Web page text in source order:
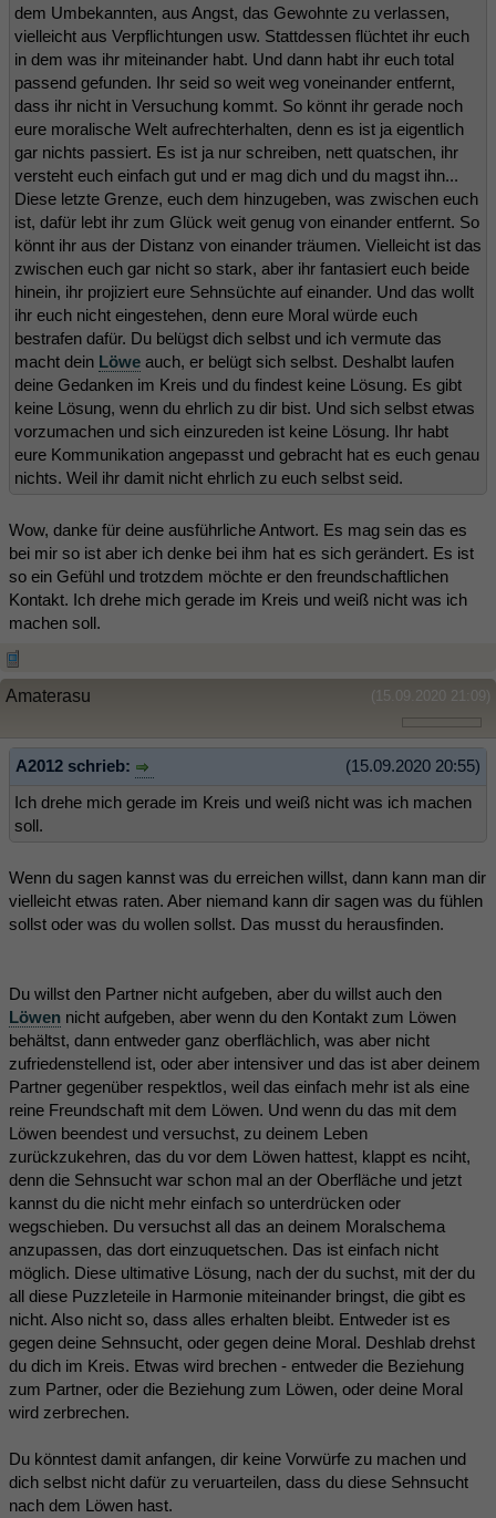
dem Umbekannten, aus Angst, das Gewohnte zu verlassen,
vielleicht aus Verpflichtungen usw. Stattdessen flüchtet ihr euch
in dem was ihr miteinander habt. Und dann habt ihr euch total
passend gefunden. Ihr seid so weit weg voneinander entfernt,
dass ihr nicht in Versuchung kommt. So könnt ihr gerade noch
eure moralische Welt aufrechterhalten, denn es ist ja eigentlich
gar nichts passiert. Es ist ja nur schreiben, nett quatschen, ihr
versteht euch einfach gut und er mag dich und du magst ihn...
Diese letzte Grenze, euch dem hinzugeben, was zwischen euch
ist, dafür lebt ihr zum Glück weit genug von einander entfernt. So
könnt ihr aus der Distanz von einander träumen. Vielleicht ist das
zwischen euch gar nicht so stark, aber ihr fantasiert euch beide
hinein, ihr projiziert eure Sehnsüchte auf einander. Und das wollt
ihr euch nicht eingestehen, denn eure Moral würde euch
bestrafen dafür. Du belügst dich selbst und ich vermute das
macht dein Löwe auch, er belügt sich selbst. Deshalbt laufen
deine Gedanken im Kreis und du findest keine Lösung. Es gibt
keine Lösung, wenn du ehrlich zu dir bist. Und sich selbst etwas
vorzumachen und sich einzureden ist keine Lösung. Ihr habt
eure Kommunikation angepasst und gebracht hat es euch genau
nichts. Weil ihr damit nicht ehrlich zu euch selbst seid.
Wow, danke für deine ausführliche Antwort. Es mag sein das es
bei mir so ist aber ich denke bei ihm hat es sich gerändert. Es ist
so ein Gefühl und trotzdem möchte er den freundschaftlichen
Kontakt. Ich drehe mich gerade im Kreis und weiß nicht was ich
machen soll.
(15.09.2020 21:09)
Amaterasu
(15.09.2020 20:55)
A2012 schrieb:
Ich drehe mich gerade im Kreis und weiß nicht was ich machen
soll.
Wenn du sagen kannst was du erreichen willst, dann kann man dir
vielleicht etwas raten. Aber niemand kann dir sagen was du fühlen
sollst oder was du wollen sollst. Das musst du herausfinden.
Du willst den Partner nicht aufgeben, aber du willst auch den
Löwen nicht aufgeben, aber wenn du den Kontakt zum Löwen
behältst, dann entweder ganz oberflächlich, was aber nicht
zufriedenstellend ist, oder aber intensiver und das ist aber deinem
Partner gegenüber respektlos, weil das einfach mehr ist als eine
reine Freundschaft mit dem Löwen. Und wenn du das mit dem
Löwen beendest und versuchst, zu deinem Leben
zurückzukehren, das du vor dem Löwen hattest, klappt es nciht,
denn die Sehnsucht war schon mal an der Oberfläche und jetzt
kannst du die nicht mehr einfach so unterdrücken oder
wegschieben. Du versuchst all das an deinem Moralschema
anzupassen, das dort einzuquetschen. Das ist einfach nicht
möglich. Diese ultimative Lösung, nach der du suchst, mit der du
all diese Puzzleteile in Harmonie miteinander bringst, die gibt es
nicht. Also nicht so, dass alles erhalten bleibt. Entweder ist es
gegen deine Sehnsucht, oder gegen deine Moral. Deshlab drehst
du dich im Kreis. Etwas wird brechen - entweder die Beziehung
zum Partner, oder die Beziehung zum Löwen, oder deine Moral
wird zerbrechen.
Du könntest damit anfangen, dir keine Vorwürfe zu machen und
dich selbst nicht dafür zu veruarteilen, dass du diese Sehnsucht
nach dem Löwen hast.